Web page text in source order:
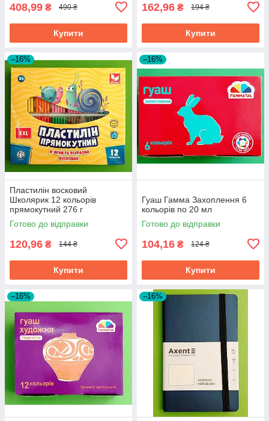
408,99 ₴ 490 ₴
Купити
162,96 ₴ 194 ₴
Купити
–16%
Пластилін восковий
Школярик 12 кольорів
прямокутний 276 г
Готово до відправки
120,96 ₴ 144 ₴
Купити
–16%
Гуаш Гамма Захоплення 6
кольорів по 20 мл
Готово до відправки
104,16 ₴ 124 ₴
Купити
–16% –16%